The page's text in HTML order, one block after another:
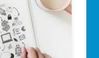
La Société de
Visibilité
présent en ligne
qui souhaite
numérique en
la société